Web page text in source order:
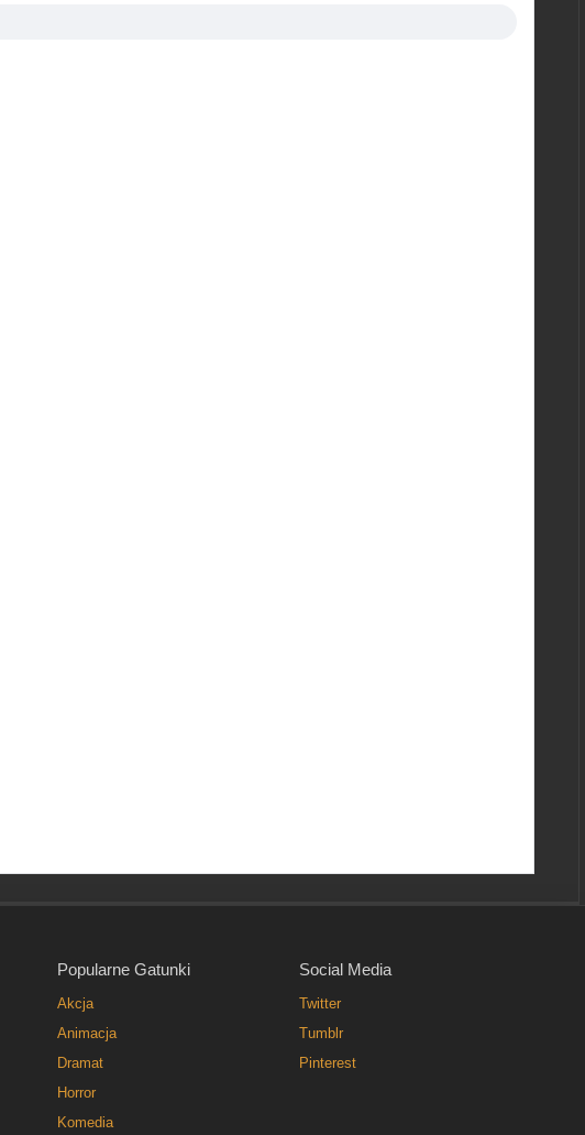
Popularne Gatunki
Akcja
Animacja
Dramat
Horror
Komedia
Social Media
Twitter
Tumblr
Pinterest